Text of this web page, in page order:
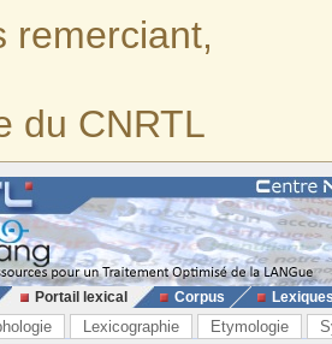
remerciant,
du CNRTL
Portail lexical Corpus
Lexicographie Etymologie